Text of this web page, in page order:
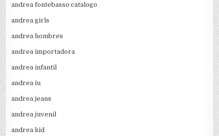
andrea fontebasso catalogo
andrea girls
andrea hombres
andrea importadora
andrea infantil
andrea iu
andrea jeans
andrea juvenil
andrea kid